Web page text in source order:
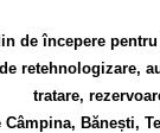
de începere pentru
retehnologizare,
tratare,
Bănești,